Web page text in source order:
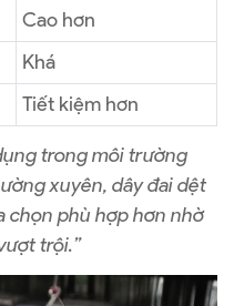
Cao hơn
Khá
Tiết kiệm hơn
trong môi trường
xuyên, dây đai dệt
chọn phù hợp hơn nhờ
trội.”